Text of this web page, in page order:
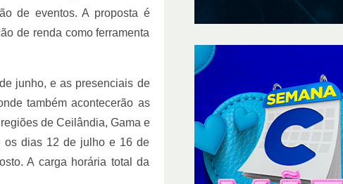
de eventos. A proposta é
de renda como ferramenta
junho, e as presenciais de
também acontecerão as
de Ceilândia, Gama e
os dias 12 de julho e 16 de
A carga horária total da